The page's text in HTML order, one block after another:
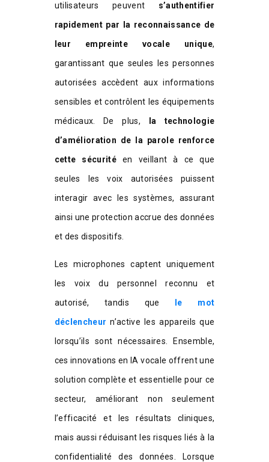
utilisateurs peuvent s’authentifier
rapidement par la reconnaissance de
leur empreinte vocale unique,
garantissant que seules les personnes
autorisées accèdent aux informations
sensibles et contrôlent les équipements
médicaux. De plus, la technologie
d’amélioration de la parole renforce
cette sécuritéen veillant à ce que
seules les voix autorisées puissent
interagir avec les systèmes, assurant
ainsi une protection accrue des données
et des dispositifs.
Les microphones captent uniquement
les voix du personnel reconnu et
autorisé, tandis que le mot
déclencheur n’active les appareils que
lorsqu’ils sont nécessaires. Ensemble,
ces innovations en IA vocale offrent une
solution complète et essentielle pour ce
secteur, améliorant non seulement
l’efficacité et les résultats cliniques,
mais aussi réduisant les risques liés à la
confidentialité des données. Lorsque